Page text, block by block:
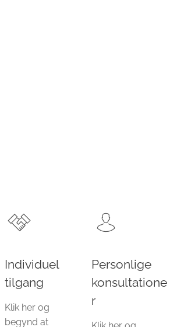
Individuel
tilgang
Klik her og
begynd at
Personlige
konsultatione
r